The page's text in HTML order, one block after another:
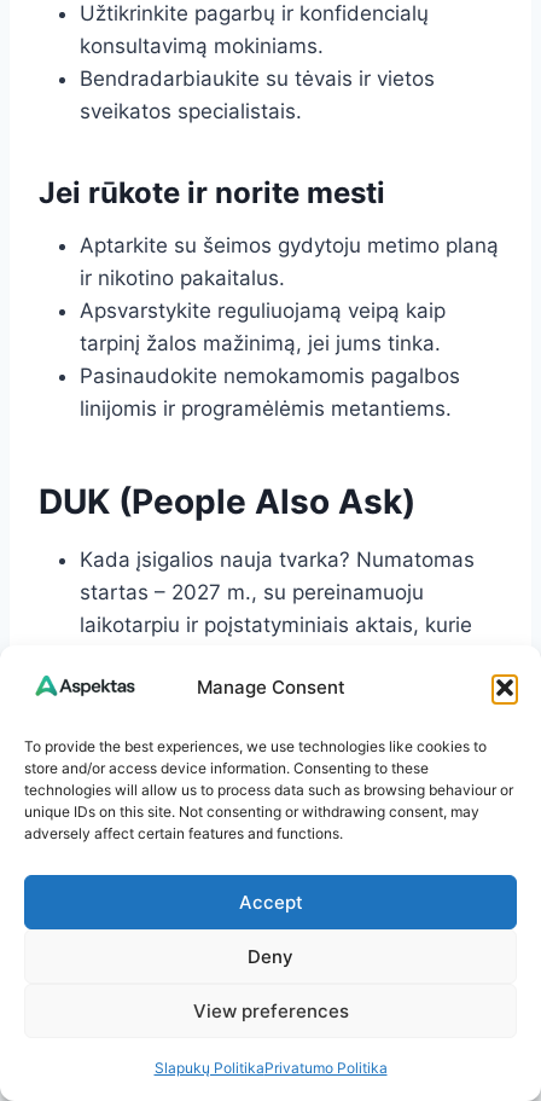
Manage Consent
To provide the best experiences, we use technologies like cookies to
store and/or access device information. Consenting to these
technologies will allow us to process data such as browsing behaviour or
unique IDs on this site. Not consenting or withdrawing consent, may
adversely affect certain features and functions.
Accept
Deny
View preferences
Slapukų PolitikaPrivatumo Politika
Užtikrinkite pagarbų ir konfidencialų
konsultavimą mokiniams.
Bendradarbiaukite su tėvais ir vietos
sveikatos specialistais.
Jei rūkote ir norite mesti
Aptarkite su šeimos gydytoju metimo planą
ir nikotino pakaitalus.
Apsvarstykite reguliuojamą veipą kaip
tarpinį žalos mažinimą, jei jums tinka.
Pasinaudokite nemokamomis pagalbos
linijomis ir programėlėmis metantiems.
DUK (People Also Ask)
Kada įsigalios nauja tvarka? Numatomas
startas – 2027 m., su pereinamuoju
laikotarpiu ir poįstatyminiais aktais, kurie
Ar visiškai uždraus elektronines cigaretes?
veipus ir griežtai riboti skonius, pakuotes,
reklamą bei pardavimą nepilnamečiams.
Suaugusiems skirtos, reguliuojamos
tabaką, kai taps pilnamečiais? Ne. Jie
legaliai tabako gaminių įsigyti negalės
modelio tikslas.
kurie gimė iki 2009 m., teises išsaugo.